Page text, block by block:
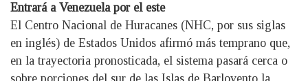
Entrará a Venezuela por el este
El Centro Nacional de Huracanes (NHC, por sus siglas
en inglés) de Estados Unidos afirmó más temprano que,
en la trayectoria pronosticada, el sistema pasará cerca o